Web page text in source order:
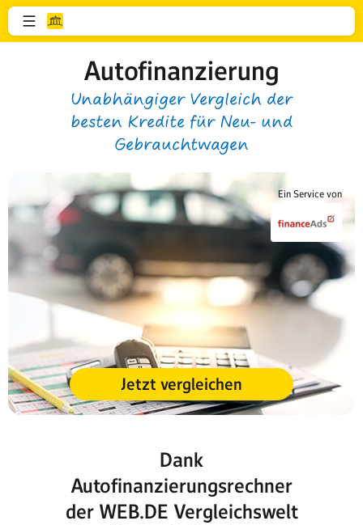
Autofinanzierung
Unabhängiger Vergleich der
besten Kredite für Neu- und
Gebrauchtwagen
Ein Service von
Jetzt vergleichen
Dank
Autofinanzierungsrechner
der WEB.DE Vergleichswelt